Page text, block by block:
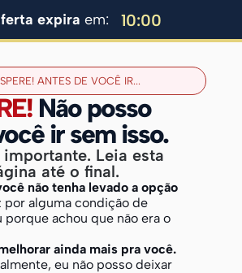
expira em: 10:00
ANTES DE VOCÊ IR...
Não posso
ir sem isso.
Leia esta
até o final.
não tenha levado a opção
alguma condição de
porque achou que não era o
ainda mais pra você.
eu não posso deixar